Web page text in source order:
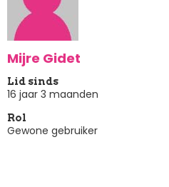
Mijre Gidet
Lid sinds
16 jaar 3 maanden
Rol
Gewone gebruiker